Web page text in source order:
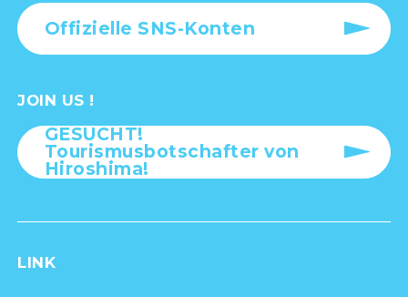
Offizielle SNS-Konten
JOIN US !
GESUCHT!
Tourismusbotschafter von
Hiroshima!
LINK